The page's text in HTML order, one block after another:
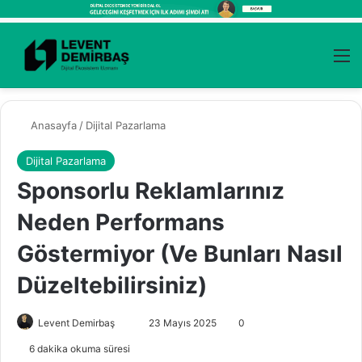
Kayıt Ol
Anasayfa / Dijital Pazarlama
Dijital Pazarlama
Sponsorlu Reklamlarınız
Neden Performans
Göstermiyor (Ve Bunları Nasıl
Düzeltebilirsiniz)
Levent Demirbaş 23 Mayıs 2025 0
6 dakika okuma süresi